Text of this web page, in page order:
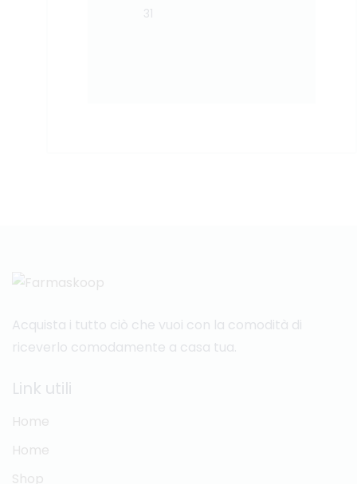
31
Acquista i tutto ciò che vuoi con la comodità di
riceverlo comodamente a casa tua.
Link utili
Home
Home
Shop